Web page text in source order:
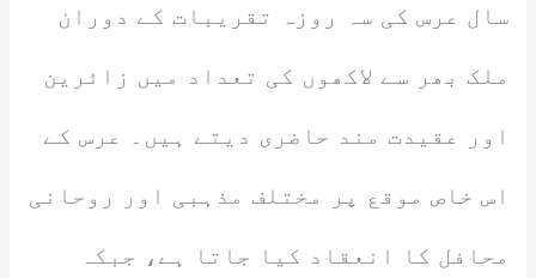
سال عرس کی سہ روزہ تقریبات کے دوران
ملک بھر سے لاکھوں کی تعداد میں زائرین
اور عقیدت مند حاضری دیتے ہیں۔ عرس کے
اس خاص موقع پر مختلف مذہبی اور روحانی
محافل کا انعقاد کیا جاتا ہے، جبکہ